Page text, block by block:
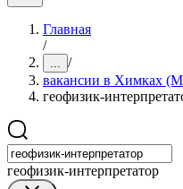
Главная
/
... /
вакансии в Химках
геофизик-
геофизик-интерпретатор